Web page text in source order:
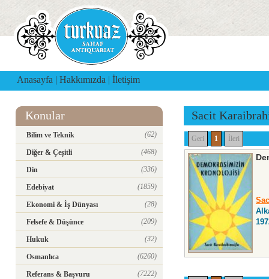
Anasayfa | Hakkımızda | İletişim
Konular
Bilim ve Teknik (62)
Diğer & Çeşitli (468)
Din (336)
Edebiyat (1859)
Ekonomi & İş Dünyası (28)
Felsefe & Düşünce (209)
Hukuk (32)
Osmanlıca (6260)
Referans & Başvuru (7222)
Sacit
Geri 1 İleri